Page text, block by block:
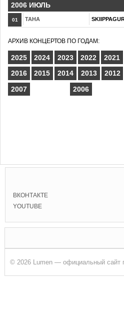
2006 ИЮЛЬ
01 ТАНА
АРХИВ КОНЦЕРТОВ ПО ГОДАМ:
2025 2024 2023 2022 2021
2016
2015 2014 2013 2012
2007
2006
ВКОНТАКТЕ
YOUTUBE
© 2026 Lumen — официальный сайт